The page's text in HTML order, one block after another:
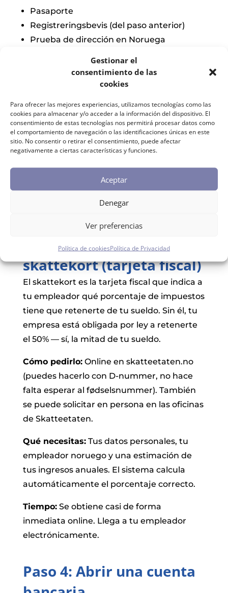
Gestionar el
consentimiento de las
cookies
Para ofrecer las mejores experiencias, utilizamos tecnologías como las
cookies para almacenar y/o acceder a la información del dispositivo. El
consentimiento de estas tecnologías nos permitirá procesar datos como
el comportamiento de navegación o las identificaciones únicas en este
sitio. No consentir o retirar el consentimiento, puede afectar
negativamente a ciertas características y funciones.
Aceptar
Denegar
Ver preferencias
Política de cookiesPolítica de Privacidad
Pasaporte
Registreringsbevis (del paso anterior)
Prueba de dirección en Noruega
con tu dirección, etc.)
Si tienes pareja o hijos que también se
o libro de familia
Tiempo:El fødselsnummer puede tardar
entre 1 y 4 semanas en llegar por correo.
Durante ese tiempo, es posible que te
asignen un D-nummer provisional para que
puedas empezar a trabajar y recibir el
Paso 3: Solicitar el
skattekort (tarjeta fiscal)
El skattekort es la tarjeta fiscal que indica a
tu empleador qué porcentaje de impuestos
tiene que retenerte de tu sueldo. Sin él, tu
empresa está obligada por ley a retenerte
el 50% — sí, la mitad de tu sueldo.
Cómo pedirlo:Online en skatteetaten.no
(puedes hacerlo con D-nummer, no hace
falta esperar al fødselsnummer). También
se puede solicitar en persona en las oficinas
de Skatteetaten.
Qué necesitas:Tus datos personales, tu
empleador noruego y una estimación de
tus ingresos anuales. El sistema calcula
automáticamente el porcentaje correcto.
Tiempo:Se obtiene casi de forma
inmediata online. Llega a tu empleador
electrónicamente.
Paso 4: Abrir una cuenta